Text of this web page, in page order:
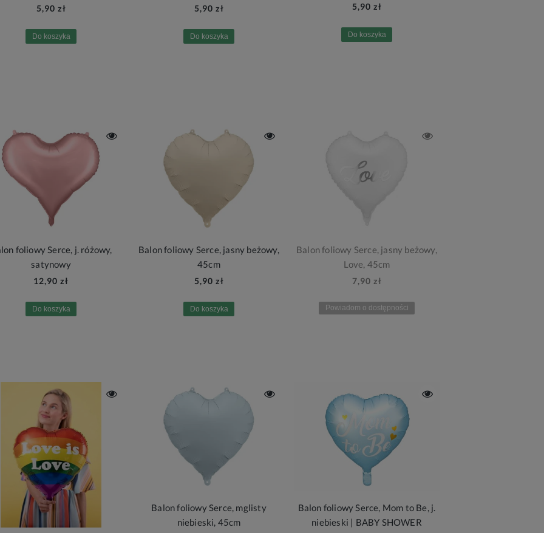
5,90 zł
Do koszyka
5,90 zł
Do koszyka
5,90 zł
Do koszyka
foliowy Serce, j. różowy,
satynowy
12,90 zł
Do koszyka
Balon foliowy Serce, jasny beżowy,
45cm
5,90 zł
Do koszyka
Balon foliowy Serce, jasny beżowy,
Love, 45cm
7,90 zł
Powiadom o dostępności
Balon foliowy Serce, mglisty
niebieski, 45cm
Balon foliowy Serce, Mom to Be, j.
niebieski | BABY SHOWER